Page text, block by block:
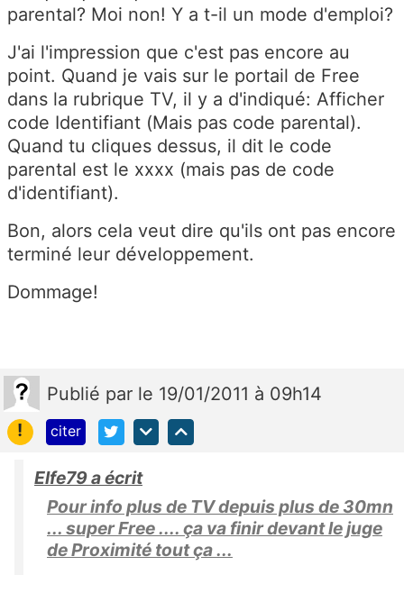
parental? Moi non! Y a t-il un mode d'emploi?
J'ai l'impression que c'est pas encore au
point. Quand je vais sur le portail de Free
dans la rubrique TV, il y a d'indiqué: Afficher
code Identifiant (Mais pas code parental).
Quand tu cliques dessus, il dit le code
parental est le xxxx (mais pas de code
d'identifiant).
Bon, alors cela veut dire qu'ils ont pas encore
terminé leur développement.
Dommage!
Publié par le 19/01/2011 à 09h14
!
citer
Elfe79 a écrit
Pour info plus de TV depuis plus de 30mn
... super Free .... ça va finir devant le juge
de Proximité tout ça ...